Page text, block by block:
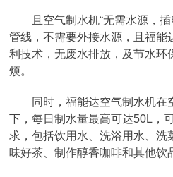
且空气制水机“无需水源，
管线，不需要外接水源，且福能
利技术，无废水排放，及节水环
烦。
同时，福能达空气制水机
下，每日制水量最高可达50L，
求，包括饮用水、洗浴用水、洗
味好茶、制作醇香咖啡和其他饮